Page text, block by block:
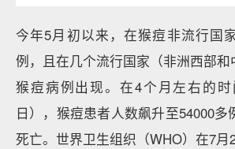
今年5月初以来，在猴痘非流行国
例，且在几个流行国家（非洲西部
猴痘病例出现。在4个月左右的
日），猴痘患者人数飙升至54000多
死亡。世界卫生组织（WHO）在7月